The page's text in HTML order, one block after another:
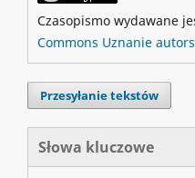
Czasopismo wydawane
Commons Uznanie
Przesyłanie tekstów
Słowa kluczowe